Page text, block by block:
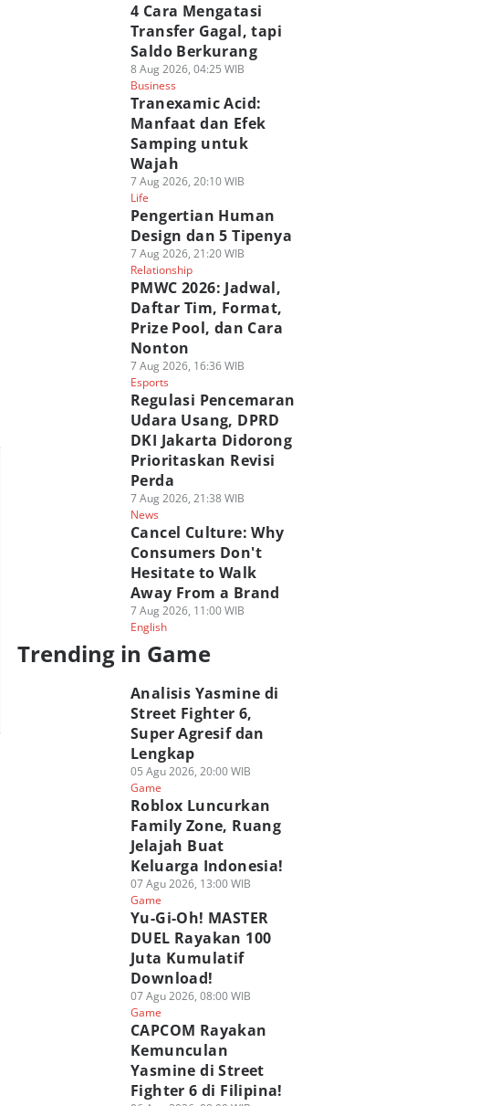
4 Cara Mengatasi
Transfer Gagal, tapi
Saldo Berkurang
8 Aug 2026, 04:25 WIB
Business
Tranexamic Acid:
Manfaat dan Efek
Samping untuk
Wajah
7 Aug 2026, 20:10 WIB
Life
Pengertian Human
Design dan 5 Tipenya
7 Aug 2026, 21:20 WIB
Relationship
PMWC 2026: Jadwal,
Daftar Tim, Format,
Prize Pool, dan Cara
Nonton
7 Aug 2026, 16:36 WIB
Esports
Regulasi Pencemaran
Udara Usang, DPRD
DKI Jakarta Didorong
Prioritaskan Revisi
Perda
7 Aug 2026, 21:38 WIB
News
Cancel Culture: Why
Consumers Don't
Hesitate to Walk
Away From a Brand
7 Aug 2026, 11:00 WIB
English
Trending in Game
Analisis Yasmine di
Street Fighter 6,
Super Agresif dan
Lengkap
05 Agu 2026, 20:00 WIB
Game
Roblox Luncurkan
Family Zone, Ruang
Jelajah Buat
Keluarga Indonesia!
07 Agu 2026, 13:00 WIB
Game
Yu-Gi-Oh! MASTER
DUEL Rayakan 100
Juta Kumulatif
Download!
07 Agu 2026, 08:00 WIB
Game
CAPCOM Rayakan
Kemunculan
Yasmine di Street
Fighter 6 di Filipina!